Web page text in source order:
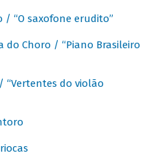
/ “O saxofone erudito”
do Choro / “Piano Brasileiro
“Vertentes do violão